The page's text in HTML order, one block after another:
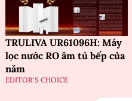
TRULIVA UR61096H: Máy
lọc nước RO âm tủ bếp của
năm
EDITOR'S CHOICE